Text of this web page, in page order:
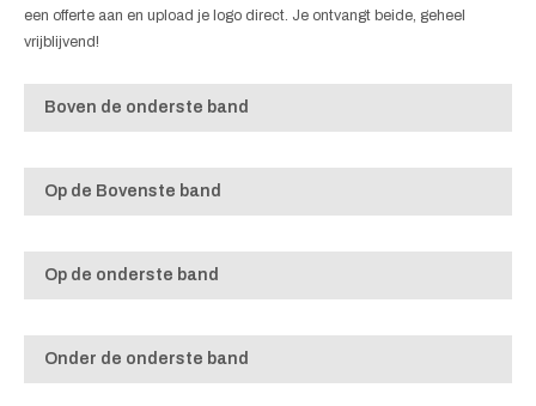
een offerte aan en upload je logo direct. Je ontvangt beide, geheel
vrijblijvend!
Boven de onderste band
Op de Bovenste band
Op de onderste band
Onder de onderste band